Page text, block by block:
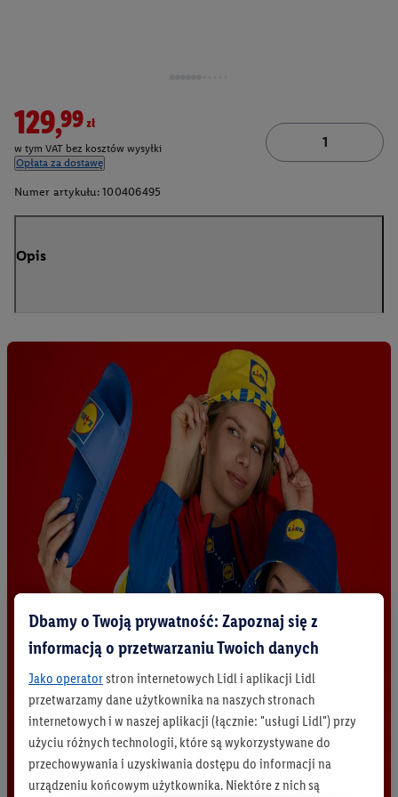
129,99zł
w tym VAT bez kosztów wysyłki
Opłata za dostawę
Numer artykułu: 100406495
Opis
Dbamy o Twoją prywatność: Zapoznaj się z
informacją o przetwarzaniu Twoich danych
Jako operatorstron internetowych Lidl i aplikacji Lidl
przetwarzamy dane użytkownika na naszych stronach
internetowych i w naszej aplikacji (łącznie: "usługi Lidl") przy
użyciu różnych technologii, które są wykorzystywane do
przechowywania i uzyskiwania dostępu do informacji na
urządzeniu końcowym użytkownika. Niektóre z nich są